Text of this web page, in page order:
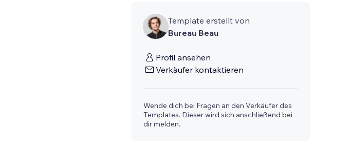
Template erstellt von
Bureau Beau
Profil ansehen
Verkäufer kontaktieren
Wende dich bei Fragen an den Verkäufer des
Templates. Dieser wird sich anschließend bei
dir melden.